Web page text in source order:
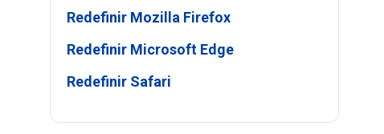
Redefinir Mozilla Firefox
Redefinir Microsoft Edge
Redefinir Safari